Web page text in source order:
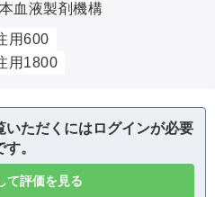
血液製剤機構
用600
用1800
ただくにはログインが必要
す。
て評価を見る